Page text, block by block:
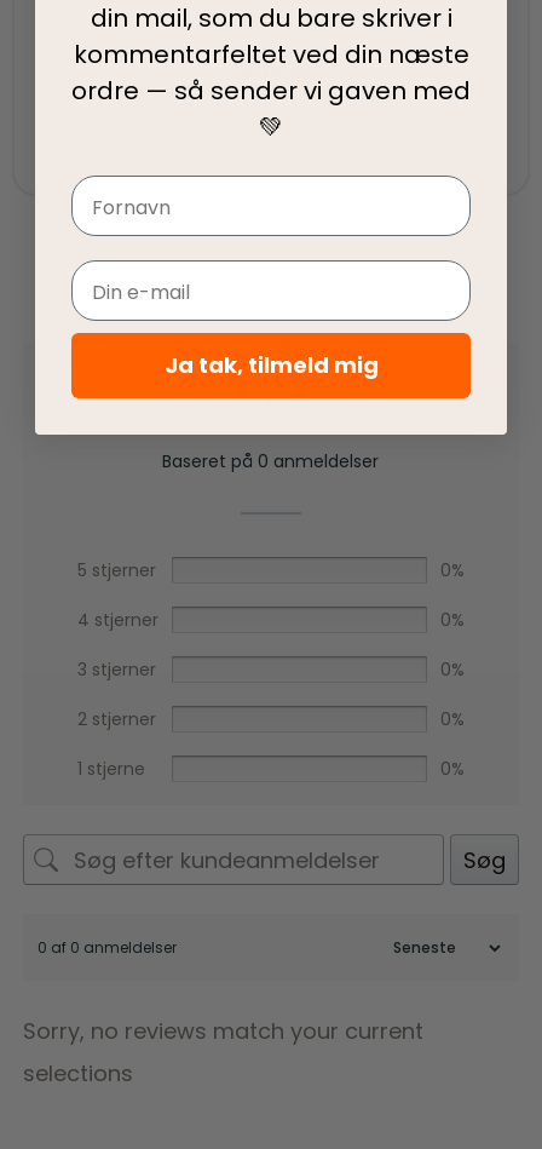
Fair priser
Vi tilbyder fair priser, så I kan nyde vores
kvalitetsprodukter uden at springe budgettet.
0,0
Baseret på 0 anmeldelser
5 stjerner 0%
4 stjerner 0%
3 stjerner 0%
2 stjerner 0%
1 stjerne 0%
Søg
0 af 0 anmeldelser
Sorry, no reviews match your current
selections
din mail, som du bare skriver i
kommentarfeltet ved din næste
ordre — så sender vi gaven med
💚
Navn
Email
Ja tak, tilmeld mig